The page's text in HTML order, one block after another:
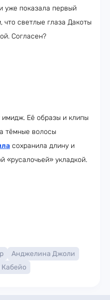
уже показала первый
что светлые глаза Дакоты
Согласен?
Её образы и клипы
тёмные волосы
сохранила длину и
«русалочьей» укладкой.
Анджелина Джоли